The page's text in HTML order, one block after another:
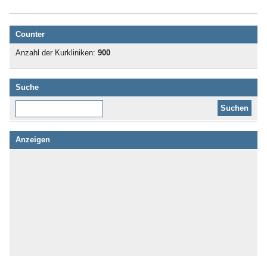
Counter
Anzahl der Kurkliniken: 900
Suche
Anzeigen